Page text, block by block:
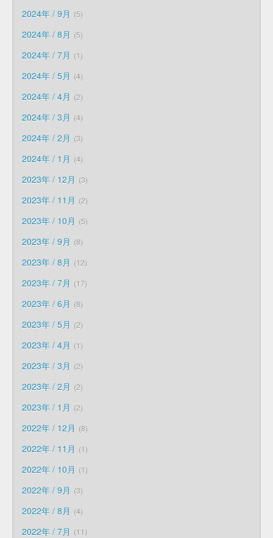
2024年 / 9月 5
2024年 / 8月 5
2024年 / 7月 1
2024年 / 5月 4
2024年 / 4月 2
2024年 / 3月 4
2024年 / 2月 3
2024年 / 1月 4
2023年 / 12月 3
2023年 / 11月 2
2023年 / 10月 5
2023年 / 9月 8
2023年 / 8月 12
2023年 / 7月 17
2023年 / 6月 8
2023年 / 5月 2
2023年 / 4月 1
2023年 / 3月 2
2023年 / 2月 2
2023年 / 1月 2
2022年 / 12月 8
2022年 / 11月 1
2022年 / 10月 1
2022年 / 9月 3
2022年 / 8月 4
2022年 / 7月 11